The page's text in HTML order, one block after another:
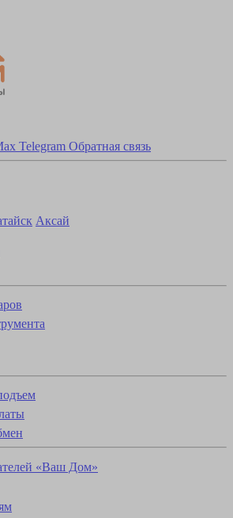
Telegram Обратная связь
Аксай
«Ваш Дом»